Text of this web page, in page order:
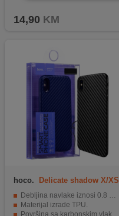
14,90 KM
hoco. Delicate shadow X/XS
Debljina navlake iznosi 0.8 mm.
Materijal izrade TPU.
Površina sa karbonskim vlaknima.